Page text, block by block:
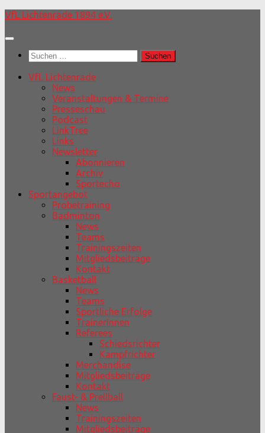
Unter
Inhalt
VfL Lichtenrade 1894 e.V.
Suchen
nach:
VfL Lichtenrade
News
Veranstaltungen & Termine
Presseschau
Podcast
LinkTree
Links
Newsletter
Abonnieren
Archiv
Sportecho
Sportangebot
Probetraining
Badminton
News
Teams
Trainingszeiten
Mitgliedsbeiträge
Kontakt
Basketball
News
Teams
Sportliche Erfolge
TrainerInnen
Referees
Schiedsrichter
Kampfrichter
Merchandise
Mitgliedsbeiträge
Kontakt
Faust- & Prellball
News
Trainingszeiten
Mitgliedsbeiträge